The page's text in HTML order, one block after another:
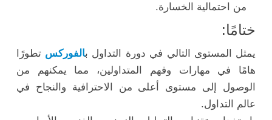
من احتمالية الخسارة.
ختامًا:
يمثل المستوى التالي في دورة التداول بالفوركس تطورًا
هامًا في مهارات وفهم المتداولين، مما يمكنهم من
الوصول إلى مستوى أعلى من الاحترافية والنجاح في
عالم التداول.